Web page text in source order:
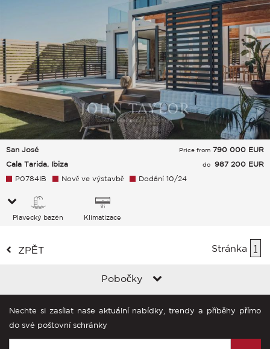
San José
Cala Tarida, Ibiza
Price from 790 000 EUR
do 987 200 EUR
P0784IB
Nově ve výstavbě Dodání 10/24
Plavecký bazén Klimatizace
ZPĚT Stránka 1
Pobočky
Nechte si zasílat naše aktuální nabídky, trendy a příběhy přímo
do své poštovní schránky